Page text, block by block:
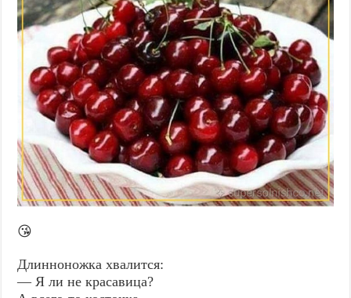
😘
Длинноножка хвалится:
— Я ли не красавица?